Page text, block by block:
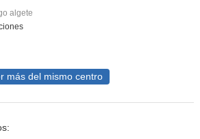
algete
más del mismo centro